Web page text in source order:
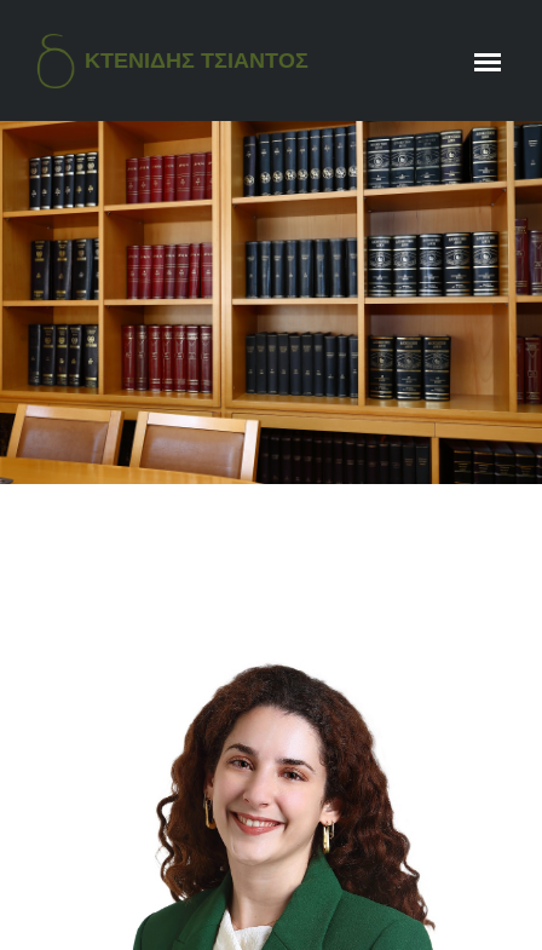
ΚΤΕΝΙΔΗΣ ΤΣΙΑΝΤΟΣ